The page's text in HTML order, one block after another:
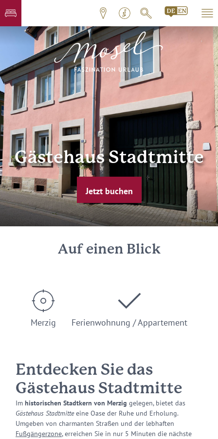
© Dirk Meyer
Gästehaus Stadtmitte
Jetzt buchen
Auf einen Blick
Merzig Ferienwohnung / Appartement
Entdecken Sie das
Gästehaus Stadtmitte
Im historischen Stadtkern von Merzig gelegen, bietet das
Gästehaus Stadtmitteeine Oase der Ruhe und Erholung.
Umgeben von charmanten Straßen und der lebhaften
Fußgängerzone, erreichen Sie in nur 5 Minuten die nächste